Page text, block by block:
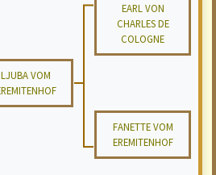
EARL VON
CHARLES DE
COLOGNE
LJUBA VOM
FANETTE VOM
EREMITENHOF